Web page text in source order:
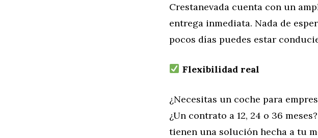
Crestanevada cuenta con un
entrega inmediata. Nada de
pocos días puedes estar
Flexibilidad real
¿Necesitas un coche para
¿Un contrato a 12, 24 o 36
tienen una solución hecha a tu